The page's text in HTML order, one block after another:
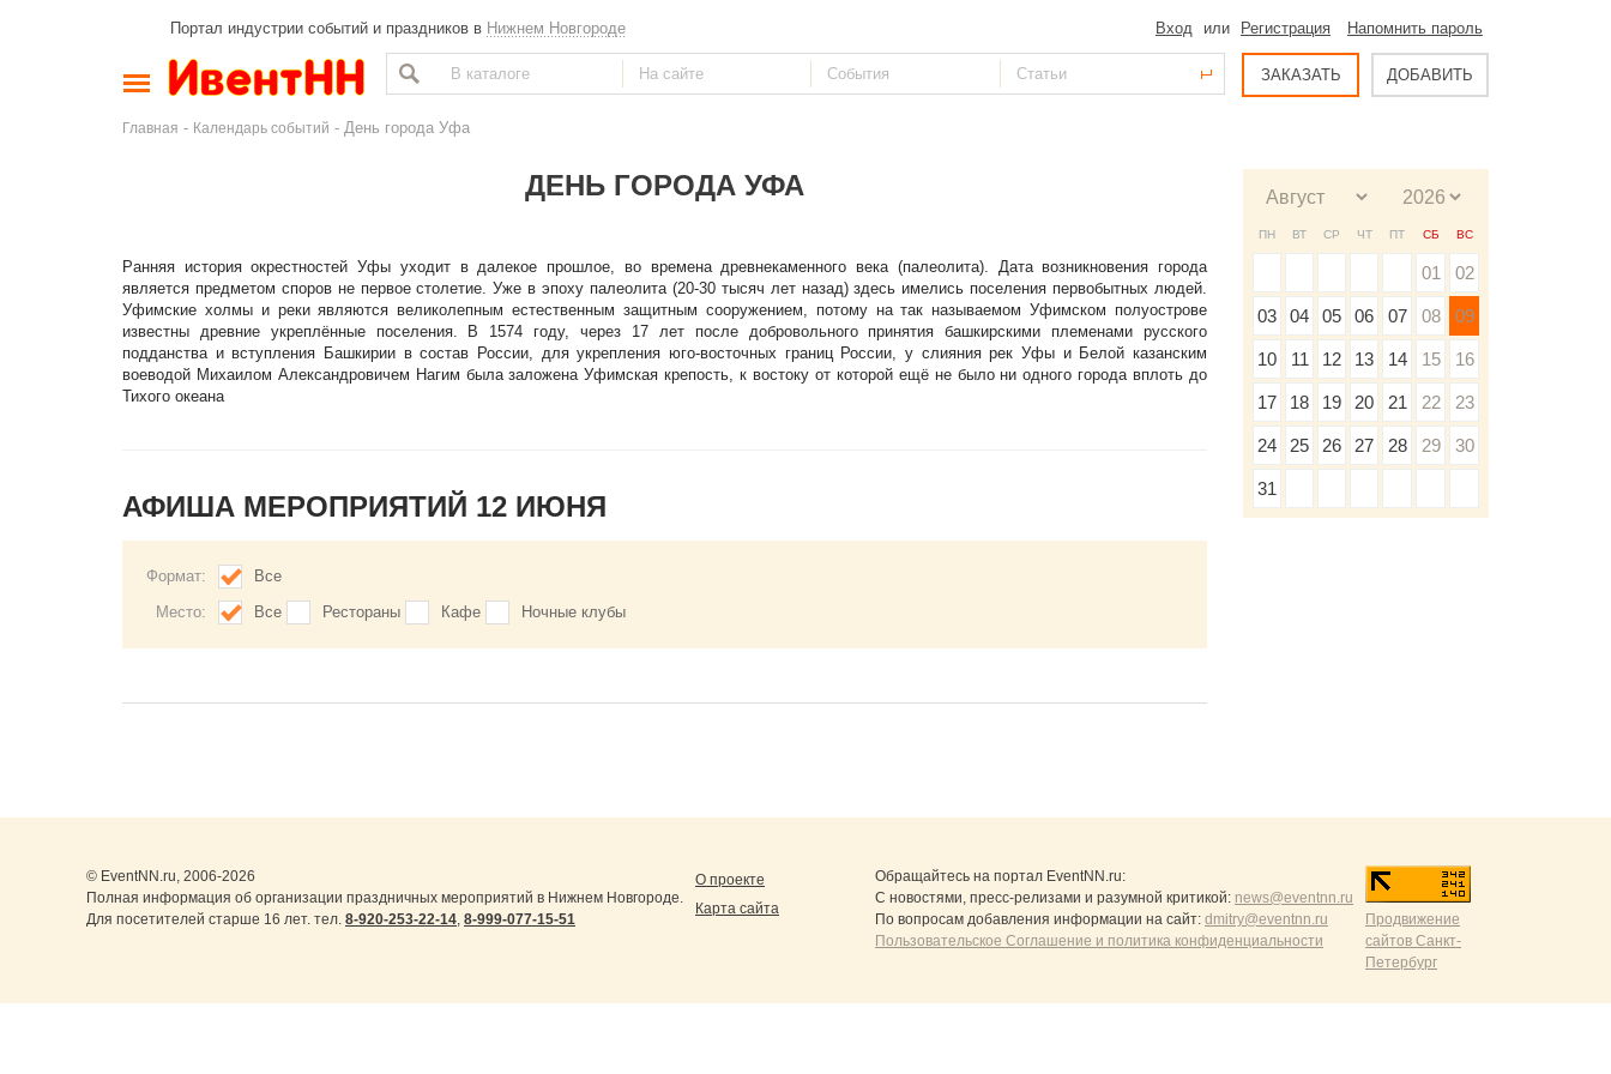
Портал индустрии событий и праздников в Нижнем Новгороде Вход или Регистрация Напомнить пароль
ЗАКАЗАТЬ ДОБАВИТЬ
Главная - Календарь событий - День города Уфа
ДЕНЬ ГОРОДА УФА
Ранняя история окрестностей Уфы уходит в далекое прошлое, во времена древнекаменного века (палеолита). Дата возникновения города
является предметом споров не первое столетие. Уже в эпоху палеолита (20-30 тысяч лет назад) здесь имелись поселения первобытных людей.
Уфимские холмы и реки являются великолепным естественным защитным сооружением, потому на так называемом Уфимском полуострове
известны древние укреплённые поселения. В 1574 году, через 17 лет после добровольного принятия башкирскими племенами русского
подданства и вступления Башкирии в состав России, для укрепления юго-восточных границ России, у слияния рек Уфы и Белой казанским
воеводой Михаилом Александровичем Нагим была заложена Уфимская крепость, к востоку от которой ещё не было ни одного города вплоть до
Тихого океана
АФИША МЕРОПРИЯТИЙ 12 ИЮНЯ
Формат:
Все
Место:
Все Рестораны Кафе Ночные клубы
ПН ВТ СР ЧТ ПТ СБ ВС
01 02
03 04 05 06 07 08 09
10 11 12 13 14 15 16
17 18 19 20 21 22 23
24 25 26 27 28 29 30
31
© EventNN.ru, 2006-2026
Полная информация об организации праздничных мероприятий в Нижнем Новгороде.
Для посетителей старше 16 лет. тел. 8-920-253-22-14, 8-999-077-15-51
О проекте
Карта сайта
Обращайтесь на портал EventNN.ru:
С новостями, пресс-релизами и разумной критикой: news@eventnn.ru
По вопросам добавления информации на сайт: dmitry@eventnn.ru
Пользовательское Соглашение и политика конфиденциальности
Продвижение
сайтов Санкт-
Петербург